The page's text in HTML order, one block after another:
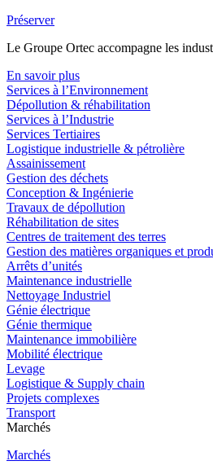
Préserver
Le Groupe Ortec accompagne les
En savoir plus
Services à l’Environnement
Dépollution & réhabilitation
Services à l’Industrie
Services Tertiaires
Logistique industrielle & pétrolière
Assainissement
Gestion des déchets
Conception & Ingénierie
Travaux de dépollution
Réhabilitation de sites
Centres de traitement des terres
Gestion des matières organiques et
Arrêts d’unités
Maintenance industrielle
Nettoyage Industriel
Génie électrique
Génie thermique
Maintenance immobilière
Mobilité électrique
Levage
Logistique & Supply chain
Projets complexes
Transport
Marchés
Marchés